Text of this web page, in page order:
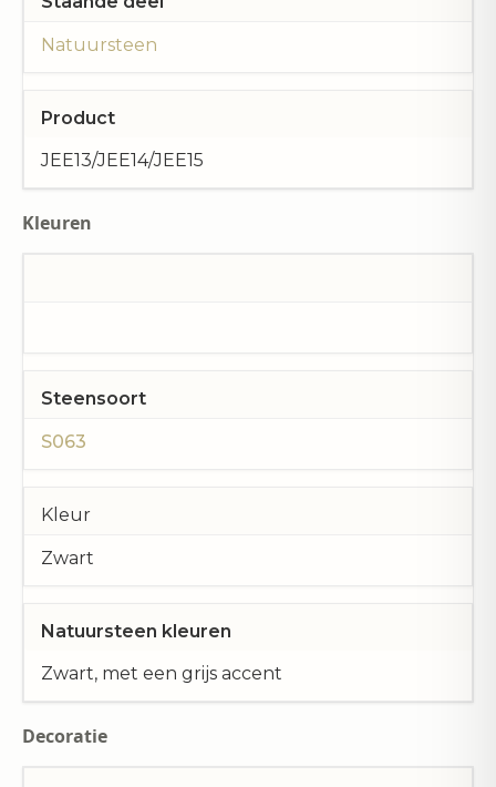
Natuursteen
Product
JEE13/JEE14/JEE15
Kleuren
Steensoort
S063
Kleur
Zwart
Natuursteen kleuren
Zwart, met een grijs accent
Decoratie